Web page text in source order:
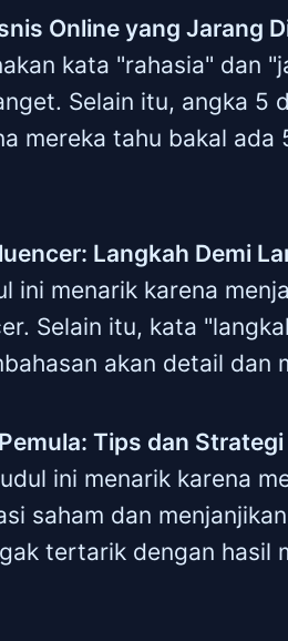
Online yang Jarang
kata "rahasia" dan
Selain itu, angka 5
mereka tahu bakal ada
Langkah Demi
ini menarik karena
Selain itu, kata
akan detail dan
Tips dan
ini menarik karena
saham dan
tertarik dengan hasil